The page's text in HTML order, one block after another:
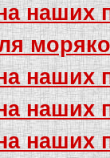
наших
наших
наших
наших